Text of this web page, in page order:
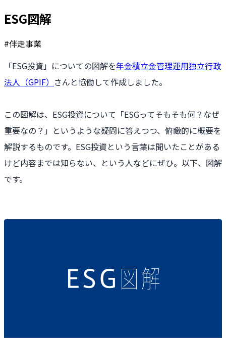
ESG図解
#伴走事業
「ESG投資」についての図解を年金積立金管理運用独立行政
法人（GPIF） さんと協働して作成しました。
この図解は、ESG投資について「ESGってそもそも何？なぜ
重要なの？」というような疑問に答えつつ、俯瞰的に概要を
解説するものです。ESG投資という言葉は聞いたことがある
けど内容までは知らない、という人などにぜひ。以下、図解
です。